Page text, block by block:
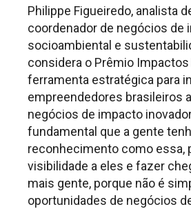
Philippe Figueiredo, analista
coordenador de negócios de
socioambiental e
considera o Prêmio
ferramenta estratégica para
empreendedores brasileiros
negócios de impacto
fundamental que a gente
reconhecimento como essa,
visibilidade a eles e fazer
mais gente, porque não é
oportunidades de negócios